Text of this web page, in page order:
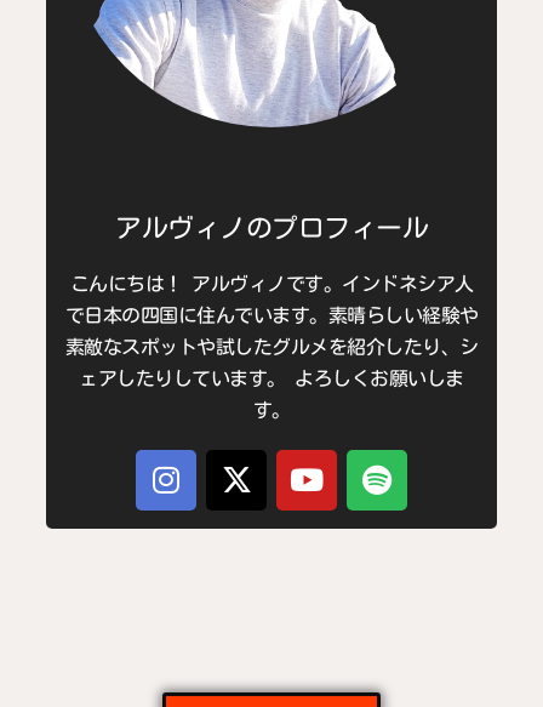
アルヴィノのプロフィール
こんにちは！ アルヴィノです。インドネシア人
で日本の四国に住んでいます。素晴らしい経験や
素敵なスポットや試したグルメを紹介したり、シ
ェアしたりしています。 よろしくお願いしま
す。